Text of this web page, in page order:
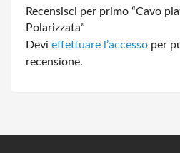
Recensisci per primo “Cavo
Polarizzata”
Devi effettuare l’accesso per
recensione.